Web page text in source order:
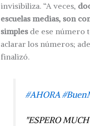
invisibiliza. “A veces,
escuelas medias, son
simplesde ese número
aclarar los números;
finalizó.
#AHORA
"ESPERO